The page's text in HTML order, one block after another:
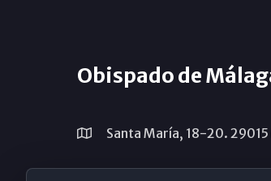
Obispado de
Santa María, 18-20.
(+34) 952 224 386